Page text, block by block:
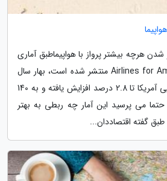
هرچه بیشتر پرواز با هواپیماطبق آماری
که از گروه صنعتی Airlines for America منتشر شده است، بهار سال
جاری تعداد مسافران هوایی آمریکا تا 2.8 درصد افزایش یافته و به 140
می پرسید این آمار چه ربطی به بهتر
طبق گفته اقتصاددان...